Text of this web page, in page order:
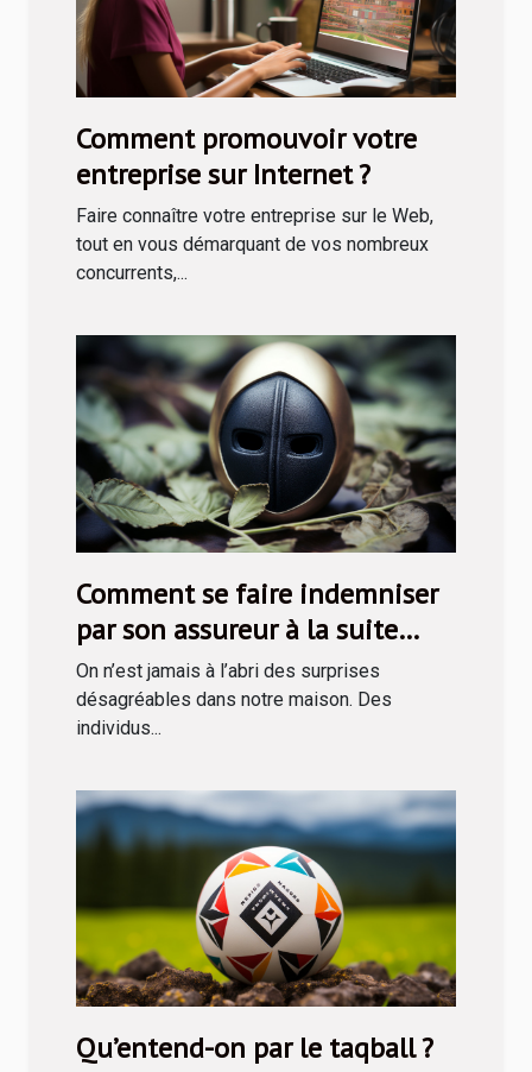
Comment promouvoir votre
entreprise sur Internet ?
Faire connaître votre entreprise sur le Web,
tout en vous démarquant de vos nombreux
concurrents,...
Comment se faire indemniser
par son assureur à la suite
d’une rapine ?
On n’est jamais à l’abri des surprises
désagréables dans notre maison. Des
individus...
Qu’entend-on par le taqball ?